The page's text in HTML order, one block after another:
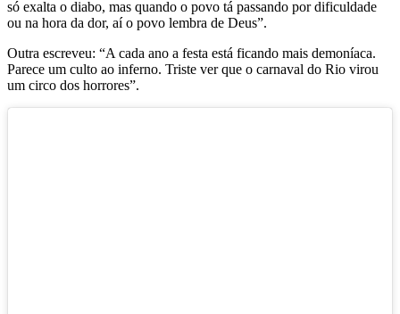
só exalta o diabo, mas quando o povo tá passando por dificuldade
ou na hora da dor, aí o povo lembra de Deus”.
Outra escreveu: “A cada ano a festa está ficando mais demoníaca.
Parece um culto ao inferno. Triste ver que o carnaval do Rio virou
um circo dos horrores”.